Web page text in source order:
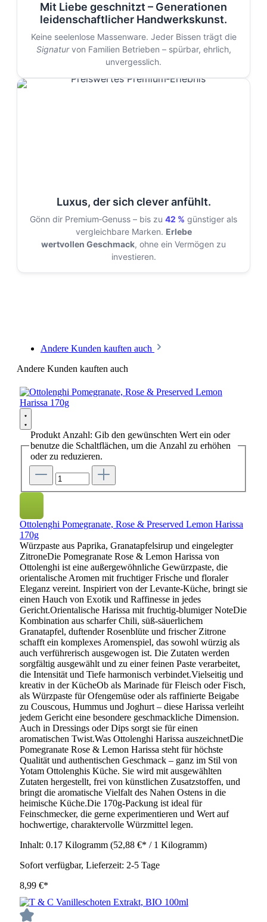
Mit Liebe geschnitzt – Generationen
leidenschaftlicher Handwerkskunst.
Keine seelenlose Massenware. Jeder Bissen trägt die
Signaturvon Familien Betrieben – spürbar, ehrlich,
unvergesslich.
Luxus, der sich clever anfühlt.
Gönn dir Premium‑Genuss – bis zu 42 % günstiger als
vergleichbare Marken. Erlebe
wertvollen Geschmack, ohne ein Vermögen zu
investieren.
Andere Kunden kauften auch
Andere Kunden kauften auch
Produkt Anzahl: Gib den gewünschten Wert ein oder
benutze die Schaltflächen, um die Anzahl zu erhöhen
oder zu reduzieren.
Ottolenghi Pomegranate, Rose & Preserved Lemon Harissa
170g
Würzpaste aus Paprika, Granatapfelsirup und eingelegter
ZitroneDie Pomegranate Rose & Lemon Harissa von
Ottolenghi ist eine außergewöhnliche Gewürzpaste, die
orientalische Aromen mit fruchtiger Frische und floraler
Eleganz vereint. Inspiriert von der Levante-Küche, bringt sie
einen Hauch von Exotik und Raffinesse in jedes
Gericht.Orientalische Harissa mit fruchtig-blumiger NoteDie
Kombination aus scharfer Chili, süß-säuerlichem
Granatapfel, duftender Rosenblüte und frischer Zitrone
schafft ein komplexes Aromenspiel, das sowohl würzig als
auch verführerisch ausgewogen ist. Die Zutaten werden
sorgfältig ausgewählt und zu einer feinen Paste verarbeitet,
die Intensität und Tiefe harmonisch verbindet.Vielseitig und
kreativ in der KücheOb als Marinade für Fleisch oder Fisch,
als Würzpaste für Ofengemüse oder als raffinierte Beigabe
zu Couscous, Hummus und Joghurt – diese Harissa verleiht
jedem Gericht eine besondere geschmackliche Dimension.
Auch in Dressings oder Dips sorgt sie für einen
aromatischen Twist.Was Ottolenghi Harissa auszeichnetDie
Pomegranate Rose & Lemon Harissa steht für höchste
Qualität und authentischen Geschmack – ganz im Stil von
Yotam Ottolenghis Küche. Sie wird mit ausgewählten
Zutaten hergestellt, frei von künstlichen Zusatzstoffen, und
bringt die aromatische Vielfalt des Nahen Ostens in die
heimische Küche.Die 170g-Packung ist ideal für
Feinschmecker, die gerne experimentieren und Wert auf
hochwertige, charaktervolle Würzmittel legen.
Inhalt: 0.17 Kilogramm (52,88 €* / 1 Kilogramm)
Sofort verfügbar, Lieferzeit: 2-5 Tage
8,99 €*